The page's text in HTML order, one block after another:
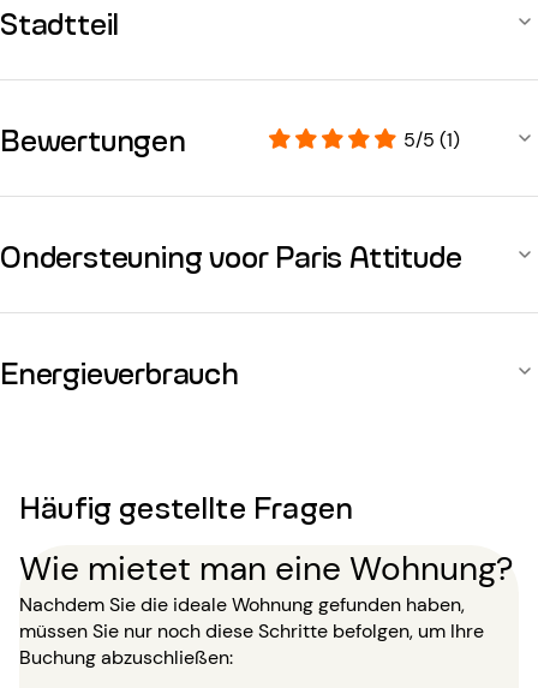
Stadtteil
Bewertungen 5/5 (1)
Ondersteuning voor Paris Attitude
Energieverbrauch
Häufig gestellte Fragen
Wie mietet man eine Wohnung?
Nachdem Sie die ideale Wohnung gefunden haben,
müssen Sie nur noch diese Schritte befolgen, um Ihre
Buchung abzuschließen: